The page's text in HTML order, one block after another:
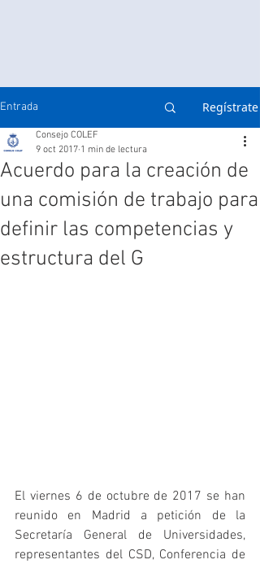
Entrada Regístrate
Acuerdo para la creación de
una comisión de trabajo para
definir las competencias y
estructura del G
Consejo COLEF
9 oct 2017 1 min de lectura
El viernes 6 de octubre de 2017 se han
reunido en Madrid a petición de la
Secretaría General de Universidades,
representantes del CSD, Conferencia de